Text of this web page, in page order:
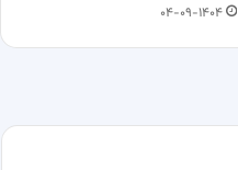
۰۴-۰۹-۱۴۰۴